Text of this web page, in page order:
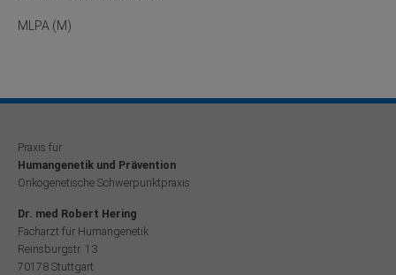
MLPA (M)
Praxis für
Humangenetik und Prävention
Onkogenetische Schwerpunktpraxis
Dr. med Robert Hering
Facharzt für Humangenetik
Reinsburgstr. 13
70178 Stuttgart